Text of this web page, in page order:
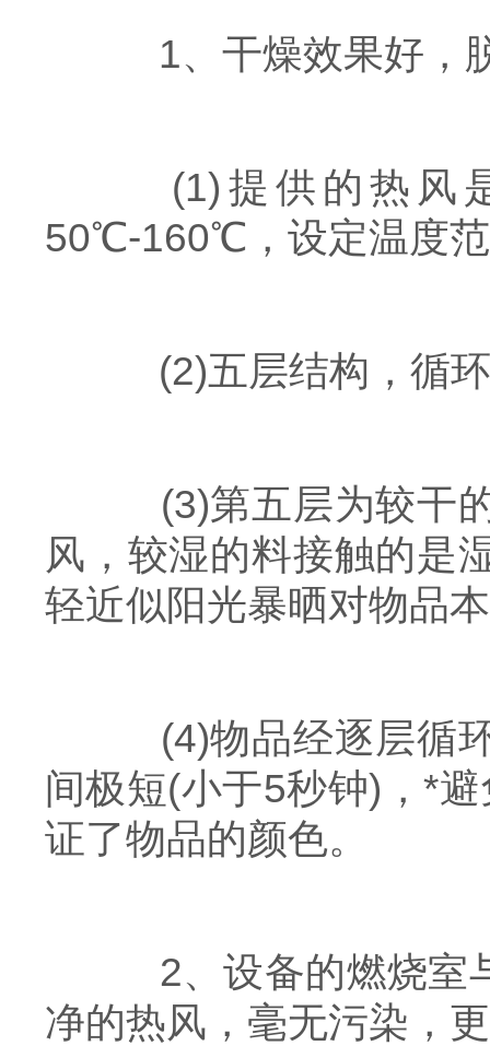
1、干燥效果好，脱
(1)提供的热风是
50℃-160℃，设定温度
(2)五层结构，循环
(3)第五层为较干的
风，较湿的料接触的是
轻近似阳光暴晒对物品
(4)物品经逐层循环
间极短(小于5秒钟)，*
证了物品的颜色。
2、设备的燃烧室与
净的热风，毫无污染，